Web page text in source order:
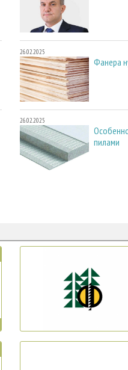
26.02.2025
Фанера
26.02.2025
пилами